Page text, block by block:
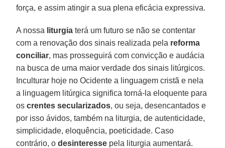
força, e assim atingir a sua plena eficácia expressiva.
A nossa liturgia terá um futuro se não se contentar
com a renovação dos sinais realizada pela reforma
conciliar, mas prosseguirá com convicção e audácia
na busca de uma maior verdade dos sinais litúrgicos.
Inculturar hoje no Ocidente a linguagem cristã e nela
a linguagem litúrgica significa torná-la eloquente para
oscrentes secularizados, ou seja, desencantados e
por isso ávidos, também na liturgia, de autenticidade,
simplicidade, eloquência, poeticidade. Caso
contrário, odesinteresse pela liturgia aumentará.